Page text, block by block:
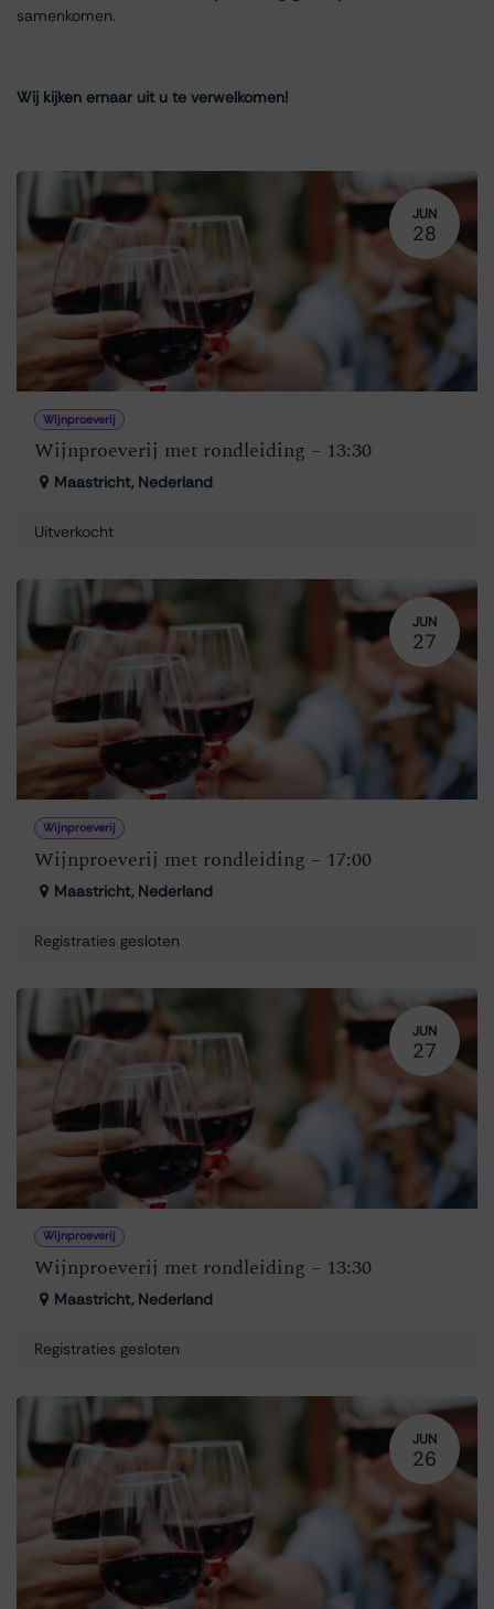
samenkomen.
Wij kijken ernaar uit u te verwelkomen!
JUN
28
Wijnproeverij
Wijnproeverij met rondleiding – 13:30
Maastricht, Nederland
Uitverkocht
JUN
27
Wijnproeverij
Wijnproeverij met rondleiding – 17:00
Maastricht, Nederland
Registraties gesloten
JUN
27
Wijnproeverij
Wijnproeverij met rondleiding – 13:30
Maastricht, Nederland
Registraties gesloten
JUN
26